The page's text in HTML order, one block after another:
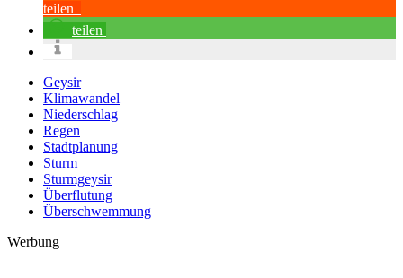
teilen
teilen
Geysir
Klimawandel
Niederschlag
Regen
Stadtplanung
Sturm
Sturmgeysir
Überflutung
Überschwemmung
Werbung